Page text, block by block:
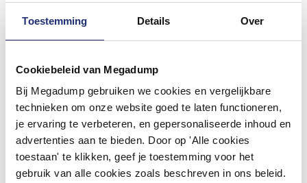
Toestemming Details Over
Cookiebeleid van Megadump
Bij Megadump gebruiken we cookies en vergelijkbare
technieken om onze website goed te laten functioneren,
je ervaring te verbeteren, en gepersonaliseerde inhoud en
advertenties aan te bieden. Door op 'Alle cookies
toestaan' te klikken, geef je toestemming voor het
gebruik van alle cookies zoals beschreven in ons beleid.
Wandtegel Dune Agadir
7x28 cm Cotto Oscuro Mate
3 tot 4 weken
56,82
49,95
Wandtegel Dune Agadir
14.7x14.7 cm Cotto Oscuro
3 tot 4 weken
49,95